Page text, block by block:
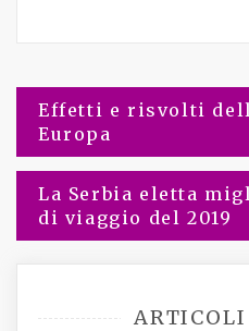
Navigazione
articoli
Effetti e risvolti
Europa
La Serbia eletta
di viaggio del 2019
ARTICOLI